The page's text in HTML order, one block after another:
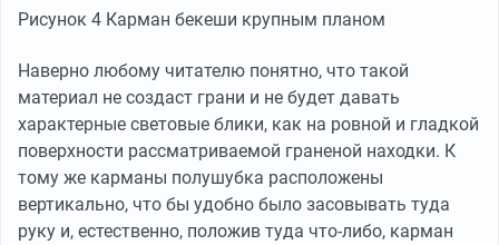
Рисунок 4 Карман бекеши крупным планом
Наверно любому читателю понятно, что такой
материал не создаст грани и не будет давать
характерные световые блики, как на ровной и гладкой
поверхности рассматриваемой граненой находки. К
тому же карманы полушубка расположены
вертикально, что бы удобно было засовывать туда
руку и, естественно, положив туда что-либо, карман